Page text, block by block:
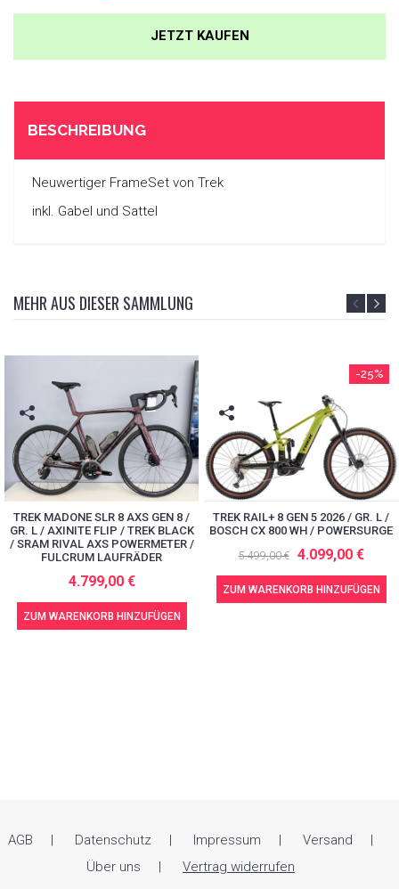
JETZT KAUFEN
BESCHREIBUNG
Neuwertiger FrameSet von Trek
inkl. Gabel und Sattel
MEHR AUS DIESER SAMMLUNG
TREK MADONE SLR 8 AXS GEN 8 /
GR. L / AXINITE FLIP / TREK BLACK
/ SRAM RIVAL AXS POWERMETER /
FULCRUM LAUFRÄDER
4.799,00 €
ZUM WARENKORB HINZUFÜGEN
-25%
TREK RAIL+ 8 GEN 5 2026 / GR. L /
BOSCH CX 800 WH / POWERSURGE
5.499,00 € 4.099,00 €
ZUM WARENKORB HINZUFÜGEN
AGB Datenschutz Impressum
Versand
Über uns
Vertrag widerrufen